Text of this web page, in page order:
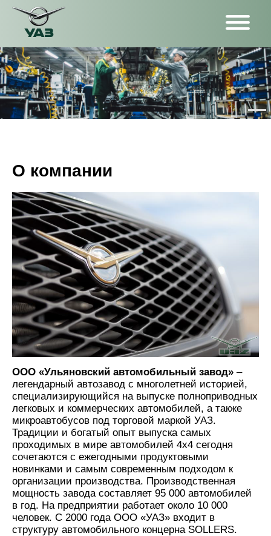
О компании
ООО «Ульяновский автомобильный завод» –
легендарный автозавод с многолетней историей,
специализирующийся на выпуске полноприводных
легковых и коммерческих автомобилей, а также
микроавтобусов под торговой маркой УАЗ.
Традиции и богатый опыт выпуска самых
проходимых в мире автомобилей 4х4 сегодня
сочетаются с ежегодными продуктовыми
новинками и самым современным подходом к
организации производства. Производственная
мощность завода составляет 95 000 автомобилей
в год. На предприятии работает около 10 000
человек. C 2000 года ООО «УАЗ» входит в
структуру автомобильного концерна SOLLERS.